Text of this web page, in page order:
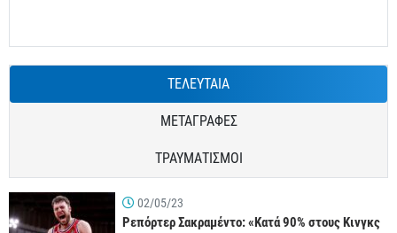
ΤΕΛΕΥΤΑΙΑ
ΜΕΤΑΓΡΑΦΕΣ
ΤΡΑΥΜΑΤΙΣΜΟΙ
02/05/23
Ρεπόρτερ Σακραμέντο: «Κατά 90% στους Κινγκς